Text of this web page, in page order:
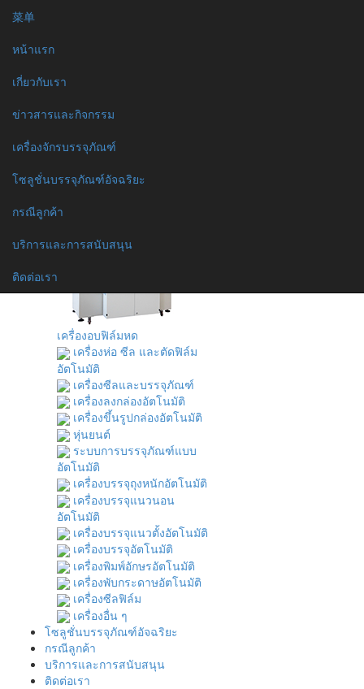
菜单
หน้าแรก
เกี่ยวกับเรา
ข่าวสารและกิจกรรม
เครื่องจักรบรรจุภัณฑ์
โซลูชั่นบรรจุภัณฑ์อัจฉริยะ
กรณีลูกค้า
บริการและการสนับสนุน
ติดต่อเรา
ข่าวสารและกิจกรรม
เครื่องปิดฝาฟอยล์หลักการ
เหนี่ยวนำแม่เหล็กไฟฟ้า
เครื่องซีลปากถุงแบบมือกด
เครื่องซีลและแพค
สุญญากาศ
เครื่องปิดปากกล่องด้วยเทป
เครื่องอบฟิล์มหด
เครื่องห่อ ซีล และตัดฟิล์ม
อัตโนมัติ
เครื่องซีลและบรรจุภัณฑ์
เครื่องลงกล่องอัตโนมัติ
เครื่องขึ้นรูปกล่องอัตโนมัติ
หุ่นยนต์
ระบบการบรรจุภัณฑ์แบบ
อัตโนมัติ
เครื่องบรรจุถุงหนักอัตโนมัติ
เครื่องบรรจุแนวนอน
อัตโนมัติ
เครื่องบรรจุแนวตั้งอัตโนมัติ
เครื่องบรรจุอัตโนมัติ
เครื่องพิมพ์อักษรอัตโนมัติ
เครื่องพับกระดาษอัตโนมัติ
เครื่องซีลฟิล์ม
เครื่องอื่น ๆ
โซลูชั่นบรรจุภัณฑ์อัจฉริยะ
กรณีลูกค้า
บริการและการสนับสนุน
ติดต่อเรา